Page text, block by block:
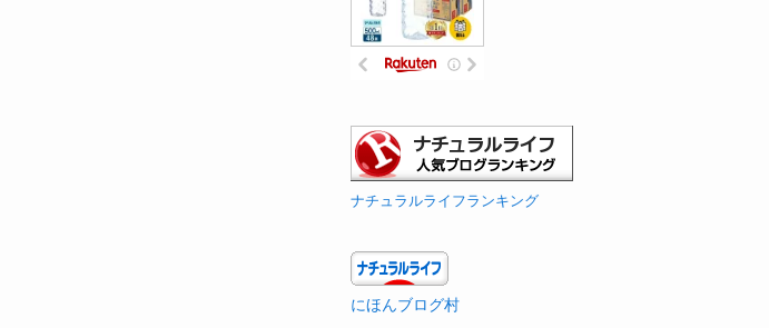
ナチュラルライフランキング
にほんブログ村